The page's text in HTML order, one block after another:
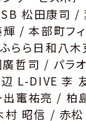
SB 松田康司 /
輝 / 本部町フ
らら日和八
哲司 / パラ
L-DIVE 李
出竃祐亮 / 柏
昭信 / 赤松